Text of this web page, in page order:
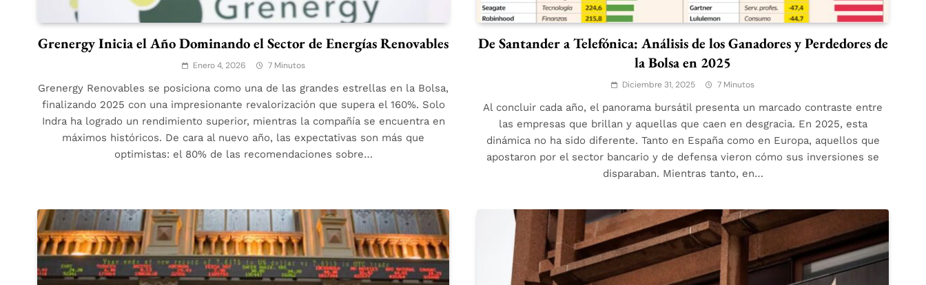
Grenergy Inicia el Año Dominando el Sector de Energías Renovables
Enero 4, 2026 7 Minutos
Grenergy Renovables se posiciona como una de las grandes estrellas en la Bolsa,
finalizando 2025 con una impresionante revalorización que supera el 160%. Solo
Indra ha logrado un rendimiento superior, mientras la compañía se encuentra en
máximos históricos. De cara al nuevo año, las expectativas son más que
optimistas: el 80% de las recomendaciones sobre…
De Santander a Telefónica: Análisis de los Ganadores y Perdedores de
la Bolsa en 2025
Diciembre 31, 2025 7 Minutos
Al concluir cada año, el panorama bursátil presenta un marcado contraste entre
las empresas que brillan y aquellas que caen en desgracia. En 2025, esta
dinámica no ha sido diferente. Tanto en España como en Europa, aquellos que
apostaron por el sector bancario y de defensa vieron cómo sus inversiones se
disparaban. Mientras tanto, en…